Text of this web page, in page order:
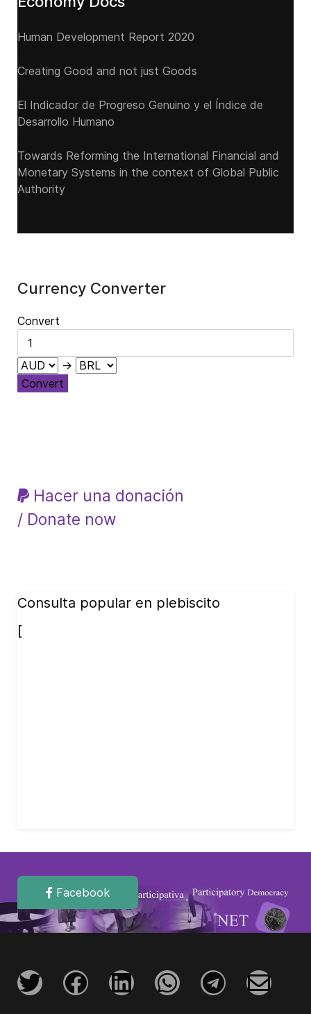
Human Development Report 2020
Creating Good and not just Goods
El Indicador de Progreso Genuino y el Índice de
Desarrollo Humano
Towards Reforming the International Financial and
Monetary Systems in the context of Global Public
Authority
Currency Converter
Convert
→
Convert
Hacer una donación
/ Donate now
Consulta popular en plebiscito
[
Facebook